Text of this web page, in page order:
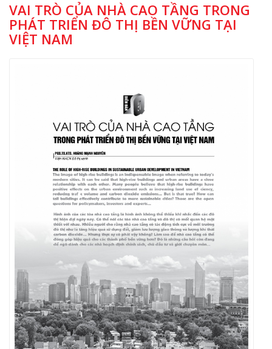
VAI TRÒ CỦA NHÀ CAO TẦNG TRONG
PHÁT TRIỂN ĐÔ THỊ BỀN VỮNG TẠI
VIỆT NAM